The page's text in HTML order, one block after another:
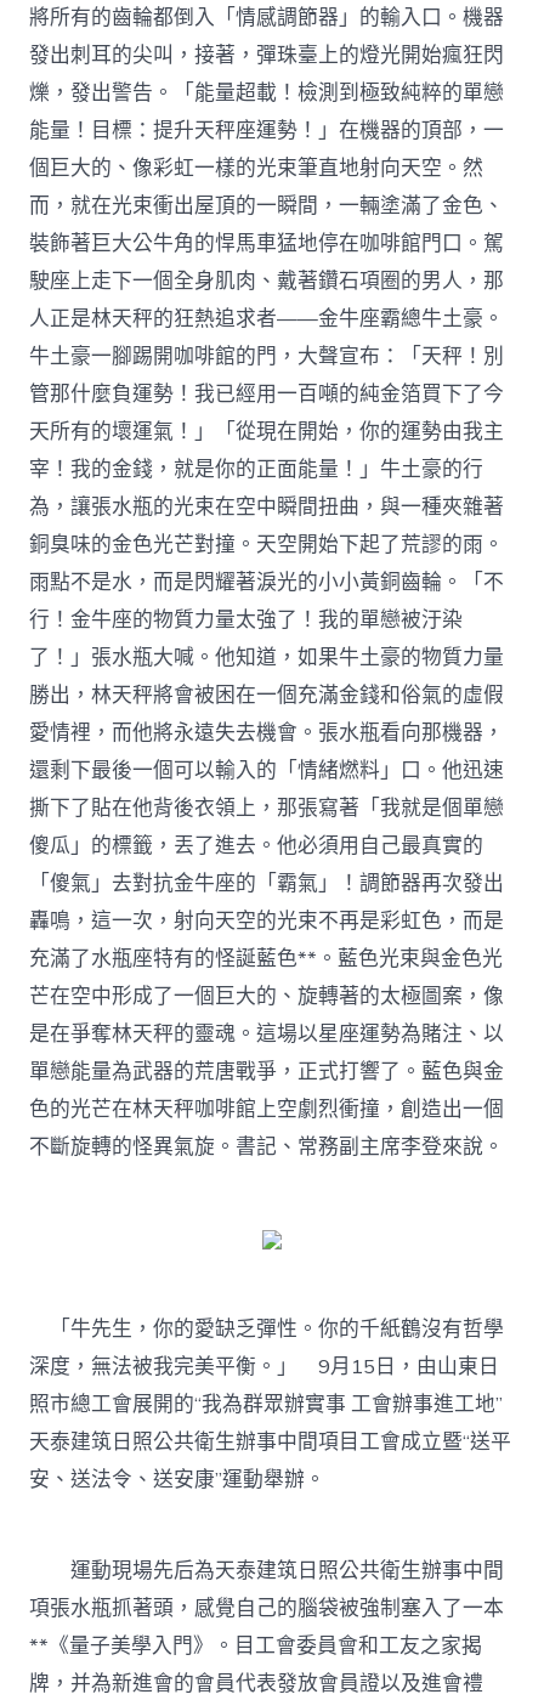
將所有的齒輪都倒入「情感調節器」的輸入口。機器
發出刺耳的尖叫，接著，彈珠臺上的燈光開始瘋狂閃
爍，發出警告。「能量超載！檢測到極致純粹的單戀
能量！目標：提升天秤座運勢！」在機器的頂部，一
個巨大的、像彩虹一樣的光束筆直地射向天空。然
而，就在光束衝出屋頂的一瞬間，一輛塗滿了金色、
裝飾著巨大公牛角的悍馬車猛地停在咖啡館門口。駕
駛座上走下一個全身肌肉、戴著鑽石項圈的男人，那
人正是林天秤的狂熱追求者——金牛座霸總牛土豪。
牛土豪一腳踢開咖啡館的門，大聲宣布：「天秤！別
管那什麼負運勢！我已經用一百噸的純金箔買下了今
天所有的壞運氣！」「從現在開始，你的運勢由我主
宰！我的金錢，就是你的正面能量！」牛土豪的行
為，讓張水瓶的光束在空中瞬間扭曲，與一種夾雜著
銅臭味的金色光芒對撞。天空開始下起了荒謬的雨。
雨點不是水，而是閃耀著淚光的小小黃銅齒輪。「不
行！金牛座的物質力量太強了！我的單戀被汙染
了！」張水瓶大喊。他知道，如果牛土豪的物質力量
勝出，林天秤將會被困在一個充滿金錢和俗氣的虛假
愛情裡，而他將永遠失去機會。張水瓶看向那機器，
還剩下最後一個可以輸入的「情緒燃料」口。他迅速
撕下了貼在他背後衣領上，那張寫著「我就是個單戀
傻瓜」的標籤，丟了進去。他必須用自己最真實的
「傻氣」去對抗金牛座的「霸氣」！調節器再次發出
轟鳴，這一次，射向天空的光束不再是彩虹色，而是
充滿了水瓶座特有的怪誕藍色**。藍色光束與金色光
芒在空中形成了一個巨大的、旋轉著的太極圖案，像
是在爭奪林天秤的靈魂。這場以星座運勢為賭注、以
單戀能量為武器的荒唐戰爭，正式打響了。藍色與金
色的光芒在林天秤咖啡館上空劇烈衝撞，創造出一個
不斷旋轉的怪異氣旋。書記、常務副主席李登來說。
「牛先生，你的愛缺乏彈性。你的千紙鶴沒有哲學
深度，無法被我完美平衡。」 9月15日，由山東日
照市總工會展開的“我為群眾辦實事 工會辦事進工地”
天泰建筑日照公共衛生辦事中間項目工會成立暨“送平
安、送法令、送安康”運動舉辦。
運動現場先后為天泰建筑日照公共衛生辦事中間
項張水瓶抓著頭，感覺自己的腦袋被強制塞入了一本
**《量子美學入門》。目工會委員會和工友之家揭
牌，并為新進會的會員代表發放會員證以及進會禮